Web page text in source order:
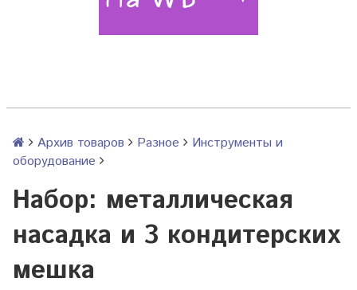
Архив товаров Разное
Инструменты и
оборудование
Набор: металлическая
насадка и 3 кондитерских
мешка